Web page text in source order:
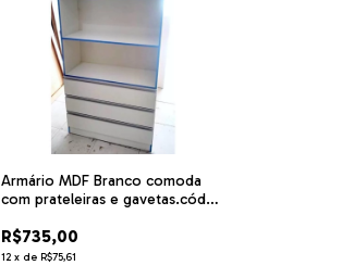
Armário MDF Branco comoda
com prateleiras e gavetas.cód
R$735,00
12 x de R$75,61